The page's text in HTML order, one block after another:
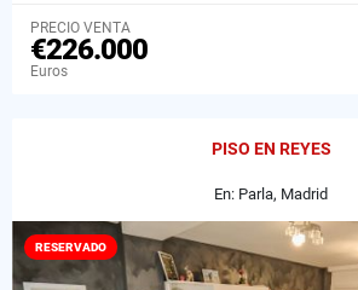
PRECIO VENTA
€226.000
Euros
PISO EN REYES
En: Parla, Madrid
RESERVADO